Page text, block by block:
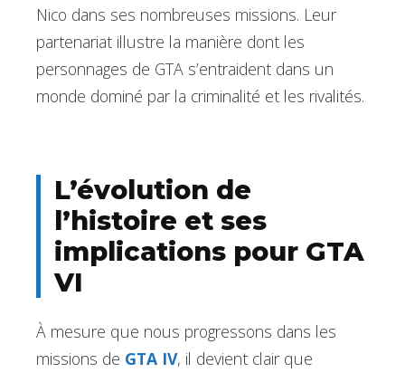
Nico dans ses nombreuses missions. Leur
partenariat illustre la manière dont les
personnages de GTA s’entraident dans un
monde dominé par la criminalité et les rivalités.
L’évolution de
l’histoire et ses
implications pour GTA
VI
À mesure que nous progressons dans les
missions de GTA IV, il devient clair que